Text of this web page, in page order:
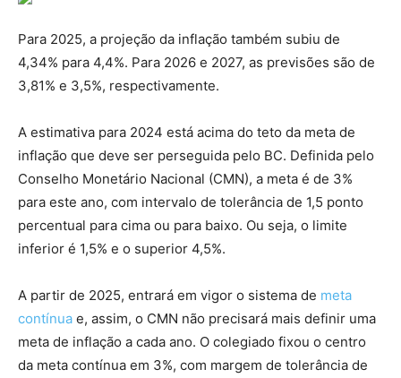
Para 2025, a projeção da inflação também subiu de
4,34% para 4,4%. Para 2026 e 2027, as previsões são de
3,81% e 3,5%, respectivamente.
A estimativa para 2024 está acima do teto da meta de
inflação que deve ser perseguida pelo BC. Definida pelo
Conselho Monetário Nacional (CMN), a meta é de 3%
para este ano, com intervalo de tolerância de 1,5 ponto
percentual para cima ou para baixo. Ou seja, o limite
inferior é 1,5% e o superior 4,5%.
A partir de 2025, entrará em vigor o sistema de meta
contínua e, assim, o CMN não precisará mais definir uma
meta de inflação a cada ano. O colegiado fixou o centro
da meta contínua em 3%, com margem de tolerância de